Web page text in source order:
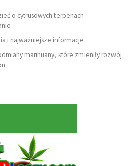
o cytrusowych terpenach
i najważniejsze informacje
marihuany, które zmieniły rozwój